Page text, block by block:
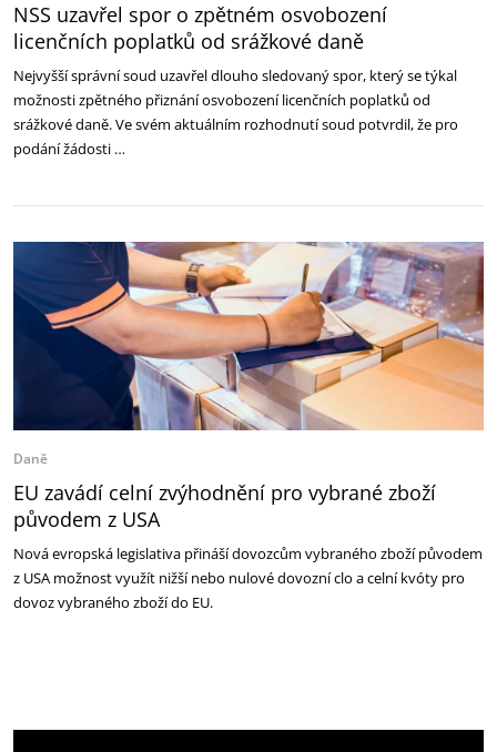
NSS uzavřel spor o zpětném osvobození
licenčních poplatků od srážkové daně
Nejvyšší správní soud uzavřel dlouho sledovaný spor, který se týkal
možnosti zpětného přiznání osvobození licenčních poplatků od
srážkové daně. Ve svém aktuálním rozhodnutí soud potvrdil, že pro
podání žádosti …
Daně
EU zavádí celní zvýhodnění pro vybrané zboží
původem z USA
Nová evropská legislativa přináší dovozcům vybraného zboží původem
z USA možnost využít nižší nebo nulové dovozní clo a celní kvóty pro
dovoz vybraného zboží do EU.